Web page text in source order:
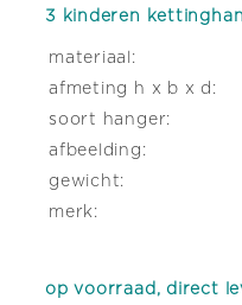
3 kinderen
materiaal:
afmeting h x b x d:
soort hanger:
afbeelding:
gewicht:
merk:
op voorraad, direct